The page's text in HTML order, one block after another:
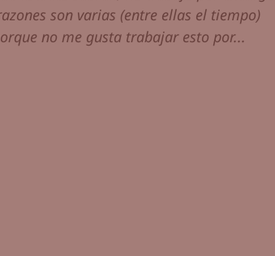
son varias (entre ellas el tiempo)
no me gusta trabajar esto por...